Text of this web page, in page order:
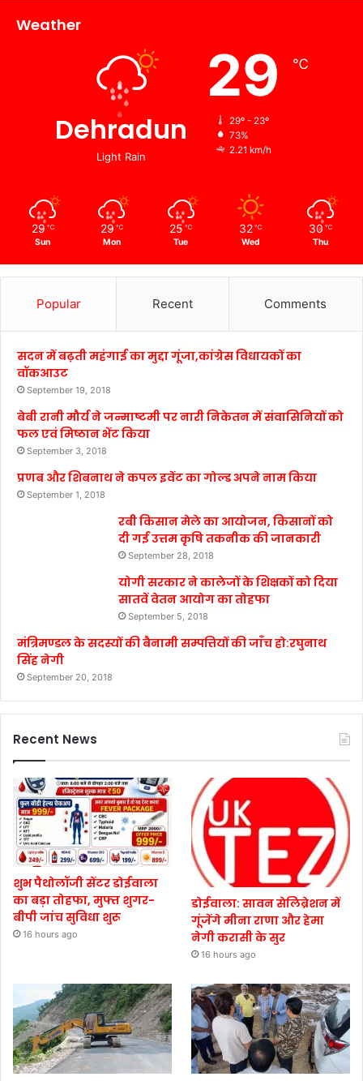
Weather
Dehradun
Light Rain
29 ℃
29º - 23º
73%
2.21 km/h
29 ℃
Sun
29 ℃
Mon
25 ℃
Tue
32 ℃
Wed
30 ℃
Thu
Popular Recent Comments
सदन में बढ़ती महंगाई का मुद्दा गूंजा,कांग्रेस विधायकों का
वॉकआउट
September 19, 2018
बेबी रानी मौर्य ने जन्माष्टमी पर नारी निकेतन में संवासिनियों को
फल एवं मिष्ठान भेंट किया
September 3, 2018
प्रणब और शिबनाथ ने कपल इवेंट का गोल्ड अपने नाम किया
September 1, 2018
रबी किसान मेले का आयोजन, किसानों को
दी गई उत्तम कृषि तकनीक की जानकारी
September 28, 2018
योगी सरकार ने कालेजों के शिक्षकों को दिया
सातवें वेतन आयोग का तोहफा
September 5, 2018
मंत्रिमण्डल के सदस्यों की बैनामी सम्पत्तियों की जाँच हो:रघुनाथ
सिंह नेगी
September 20, 2018
Recent News
शुभ पैथोलॉजी सेंटर डोईवाला
का बड़ा तोहफा, मुफ्त शुगर-
बीपी जांच सुविधा शुरू
16 hours ago
डोईवाला: सावन सेलिब्रेशन में
गूंजेंगे मीना राणा और हेमा
नेगी करासी के सुर
16 hours ago